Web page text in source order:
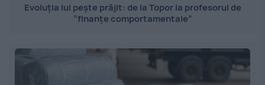
Evoluția lui pește prăjit: de la Topor la profesorul de
”finanțe comportamentale”